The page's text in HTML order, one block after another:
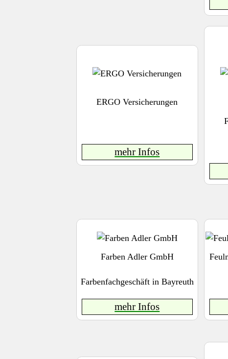
ERGO Versicherungen
mehr Infos
Farben Adler GmbH
Farbenfachgeschäft in Bayreuth
mehr Infos